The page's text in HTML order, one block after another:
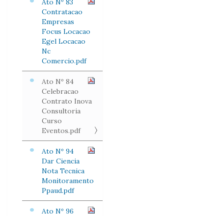
Ato Nº 83
Contratacao
Empresas
Focus Locacao
Egel Locacao
Nc
Comercio.pdf
Ato Nº 84
Celebracao
Contrato Inova
Consultoria
Curso
Eventos.pdf
Ato Nº 94
Dar Ciencia
Nota Tecnica
Monitoramento
Ppaud.pdf
Ato Nº 96